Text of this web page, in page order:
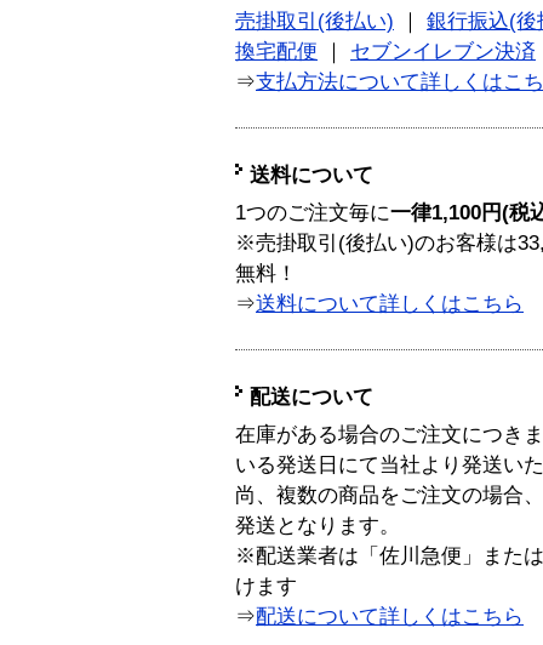
売掛取引(後払い) ｜ 銀行振込(後
換宅配便 ｜ セブンイレブン決済
⇒支払方法について詳しくはこ
送料について
1つのご注文毎に一律1,100円(税
※売掛取引(後払い)のお客様は
無料！
⇒送料について詳しくはこちら
配送について
在庫がある場合のご注文につき
いる発送日にて当社より発送い
尚、複数の商品をご注文の場合
発送となります。
※配送業者は「佐川急便」また
けます
⇒配送について詳しくはこちら